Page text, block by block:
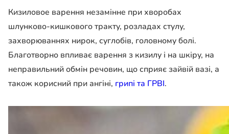
Кизиловое варення незамінне при хворобах
шлунково-кишкового тракту, розладах стулу,
захворюваннях нирок, суглобів, головному болі.
Благотворно впливає варення з кизилу і на шкіру, на
неправильний обмін речовин, що сприяє зайвій вазі, а
також корисний при ангіні, грипі та ГРВІ.